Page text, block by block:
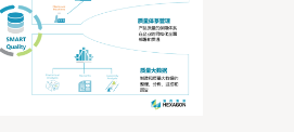
2020年10月，由三位行业资
业规模 200余名专业人员，包
专家\n- 所处阶段 天使轮后快
長中，拥有23